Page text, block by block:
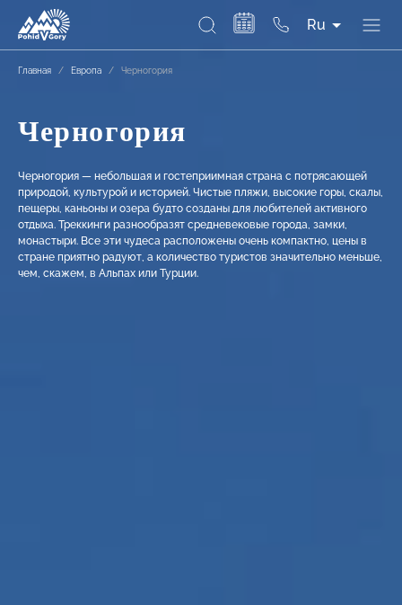
Ru
Главная / Европа / Черногория
Черногория
Черногория — небольшая и гостеприимная страна с потрясающей
природой, культурой и историей. Чистые пляжи, высокие горы, скалы,
пещеры, каньоны и озера будто созданы для любителей активного
отдыха. Треккинги разнообразят средневековые города, замки,
монастыри. Все эти чудеса расположены очень компактно, цены в
стране приятно радуют, а количество туристов значительно меньше,
чем, скажем, в Альпах или Турции.